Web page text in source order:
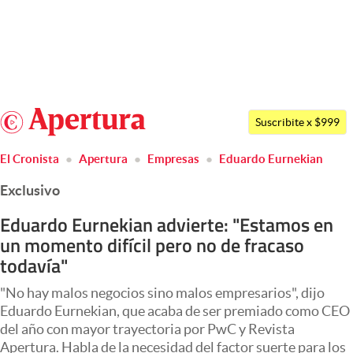
Argentina
México
Members
Economía y Política
Finanzas y Mercados
Negocios
Columnistas
Otras secciones
Apertura
Suscribite x $999
El Cronista Apertura Empresas Eduardo Eurnekian
Exclusivo
Eduardo Eurnekian advierte: "Estamos en
un momento difícil pero no de fracaso
todavía"
"No hay malos negocios sino malos empresarios", dijo
Eduardo Eurnekian, que acaba de ser premiado como CEO
del año con mayor trayectoria por PwC y Revista
Apertura. Habla de la necesidad del factor suerte para los